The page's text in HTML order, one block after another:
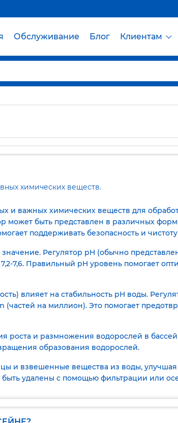
Обслуживание Блог Клиентам
химических веществ.
и важных химических веществ для
может быть представлен в различных
поддерживать безопасность и
Регулятор pH (обычно
7,6. Правильный pH уровень помогает
влияет на стабильность pH воды.
(частей на миллион). Это помогает
роста и размножения водорослей в
образования водорослей.
и взвешенные вещества из воды,
удалены с помощью фильтрации или